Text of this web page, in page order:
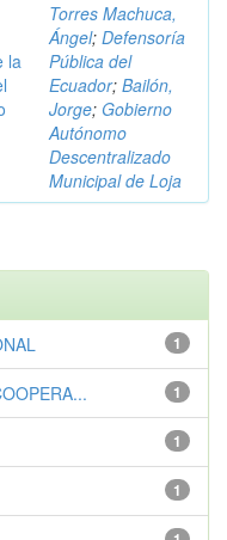
la
Torres Machuca,
Ángel; Defensoría
Pública del
Ecuador; Bailón,
Jorge; Gobierno
Autónomo
Descentralizado
Municipal de Loja
1
1
1
1